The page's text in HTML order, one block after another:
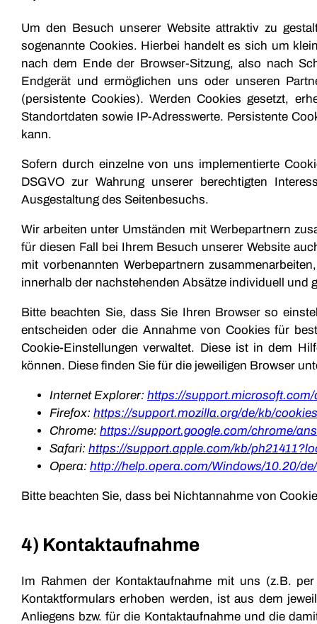
Um den Besuch unserer Website attraktiv zu
sogenannte Cookies. Hierbei handelt es sich um
nach dem Ende der Browser-Sitzung, also nach
Endgerät und ermöglichen uns oder unseren
(persistente Cookies). Werden Cookies gesetzt,
Standortdaten sowie IP-Adresswerte. Persistente
kann.
Sofern durch einzelne von uns implementierte
DSGVO zur Wahrung unserer berechtigten
Ausgestaltung des Seitenbesuchs.
Wir arbeiten unter Umständen mit Werbepartnern
für diesen Fall bei Ihrem Besuch unserer Website
mit vorbenannten Werbepartnern
innerhalb der nachstehenden Absätze individuell und
Bitte beachten Sie, dass Sie Ihren Browser so
entscheiden oder die Annahme von Cookies für
Cookie-Einstellungen verwaltet. Diese ist in dem
können. Diese finden Sie für die jeweiligen Browser
Internet Explorer: https://support.microsoft.com/
Firefox: https://support.mozilla.org/de/kb/
Chrome: https://support.google.com/chrome/
Safari: https://support.apple.com/kb/
Opera: http://help.opera.com/Windows/10.20/
Bitte beachten Sie, dass bei Nichtannahme von
4) Kontaktaufnahme
Im Rahmen der Kontaktaufnahme mit uns (z.B.
Kontaktformulars erhoben werden, ist aus dem
Anliegens bzw. für die Kontaktaufnahme und die